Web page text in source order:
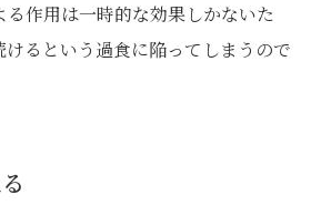
る作用は一時的な効果しかないた
るという過食に陥ってしまうので